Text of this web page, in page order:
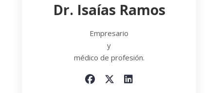
Dr. Isaías Ramos
Empresario
y
médico de profesión.